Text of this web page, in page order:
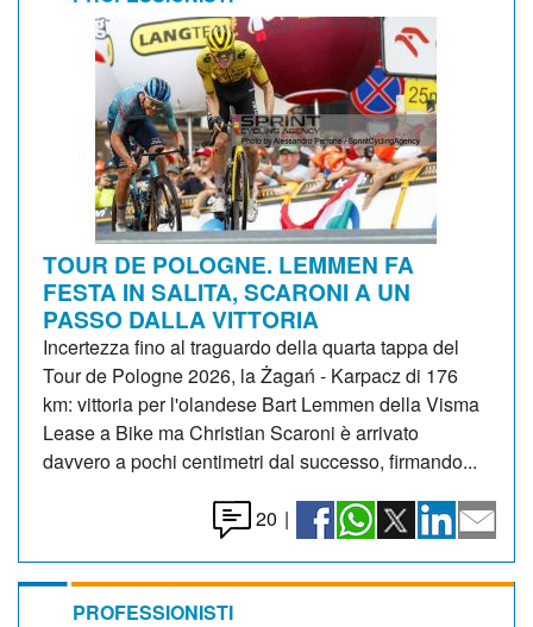
TOUR DE POLOGNE. LEMMEN FA
FESTA IN SALITA, SCARONI A UN
PASSO DALLA VITTORIA
Incertezza fino al traguardo della quarta tappa del
Tour de Pologne 2026, la Żagań - Karpacz di 176
km: vittoria per l'olandese Bart Lemmen della Visma
Lease a Bike ma Christian Scaroni è arrivato
davvero a pochi centimetri dal successo, firmando...
20 |
PROFESSIONISTI